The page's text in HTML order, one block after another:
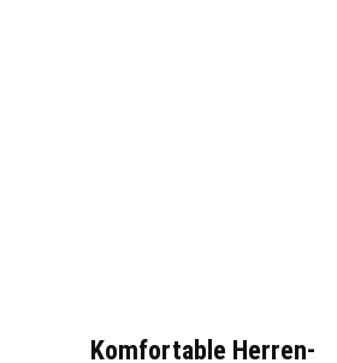
Komfortable Herren-